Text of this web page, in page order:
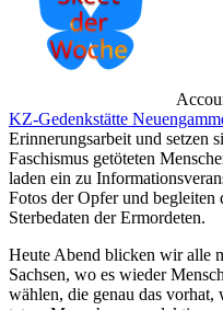
KZ-Gedenkstätte
Erinnerungsarbeit und setzen
Faschismus getöteten
laden ein zu
Fotos der Opfer und begleiten
Sterbedaten der Ermordeten.
Heute Abend blicken wir alle
Sachsen, wo es wieder
wählen, die genau das vorhat,